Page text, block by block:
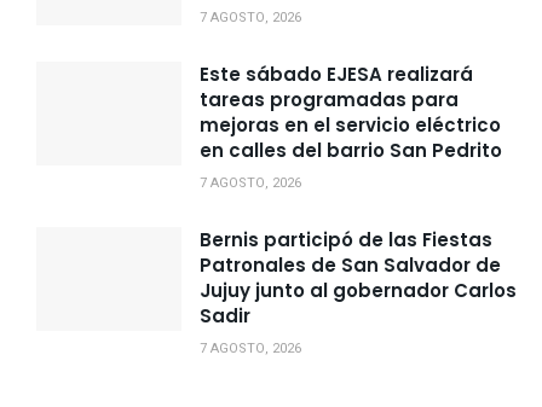
7 AGOSTO, 2026
Este sábado EJESA realizará
tareas programadas para
mejoras en el servicio eléctrico
en calles del barrio San Pedrito
7 AGOSTO, 2026
Bernis participó de las Fiestas
Patronales de San Salvador de
Jujuy junto al gobernador Carlos
Sadir
7 AGOSTO, 2026